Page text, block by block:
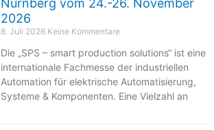
Nürnberg vom 24.-26. November
2026
8. Juli 2026 Keine Kommentare
Die „SPS – smart production solutions“ ist eine
internationale Fachmesse der industriellen
Automation für elektrische Automatisierung,
Systeme & Komponenten. Eine Vielzahl an